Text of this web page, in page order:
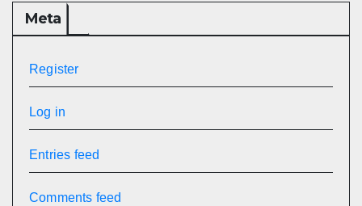
Meta
Register
Log in
Entries feed
Comments feed